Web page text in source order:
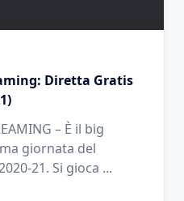
Diretta Gratis
– È il big
giornata del
21. Si gioca ...